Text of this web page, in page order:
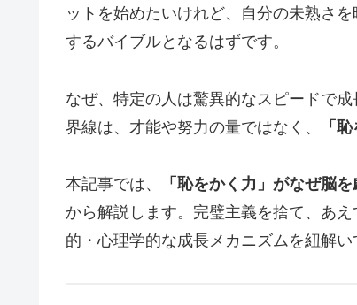
ットを始めたいけれど、自分の未熟さ
するバイブルとなるはずです。
なぜ、特定の人は驚異的なスピードで
界線は、才能や努力の量ではなく、
「
本記事では、 「恥をかく力」がなぜ脳
から解説します。完璧主義を捨て、あ
的・心理学的な成長メカニズムを紐解い